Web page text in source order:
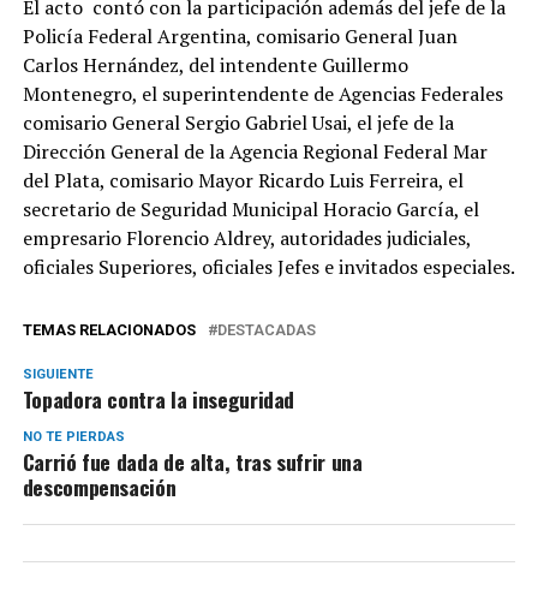
El acto contó con la participación además del jefe de la
Policía Federal Argentina, comisario General Juan
Carlos Hernández, del intendente Guillermo
Montenegro, el superintendente de Agencias Federales
comisario General Sergio Gabriel Usai, el jefe de la
Dirección General de la Agencia Regional Federal Mar
del Plata, comisario Mayor Ricardo Luis Ferreira, el
secretario de Seguridad Municipal Horacio García, el
empresario Florencio Aldrey, autoridades judiciales,
oficiales Superiores, oficiales Jefes e invitados especiales.
TEMAS RELACIONADOS DESTACADAS
SIGUIENTE
Topadora contra la inseguridad
NO TE PIERDAS
Carrió fue dada de alta, tras sufrir una
descompensación